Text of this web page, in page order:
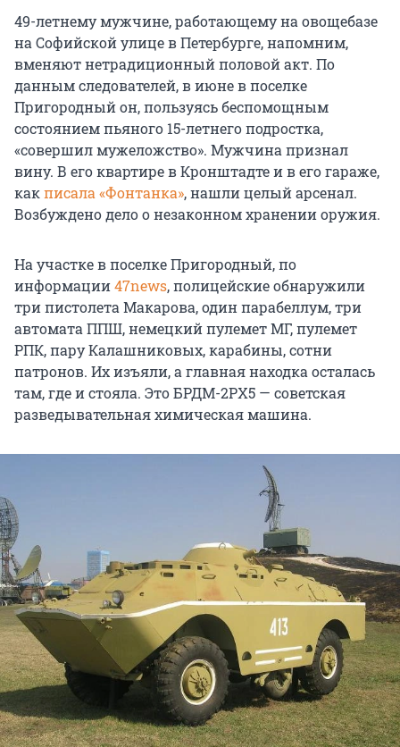
49-летнему мужчине, работающему на овощебазе
на Софийской улице в Петербурге, напомним,
вменяют нетрадиционный половой акт. По
данным следователей, в июне в поселке
Пригородный он, пользуясь беспомощным
состоянием пьяного 15-летнего подростка,
«совершил мужеложство». Мужчина признал
вину. В его квартире в Кронштадте и в его гараже,
какписала «Фонтанка», нашли целый арсенал.
Возбуждено дело о незаконном хранении оружия.
На участке в поселке Пригородный, по
информации47news, полицейские обнаружили
три пистолета Макарова, один парабеллум, три
автомата ППШ, немецкий пулемет МГ, пулемет
РПК, пару Калашниковых, карабины, сотни
патронов. Их изъяли, а главная находка осталась
там, где и стояла. Это БРДМ-2РХ5 — советская
разведывательная химическая машина.